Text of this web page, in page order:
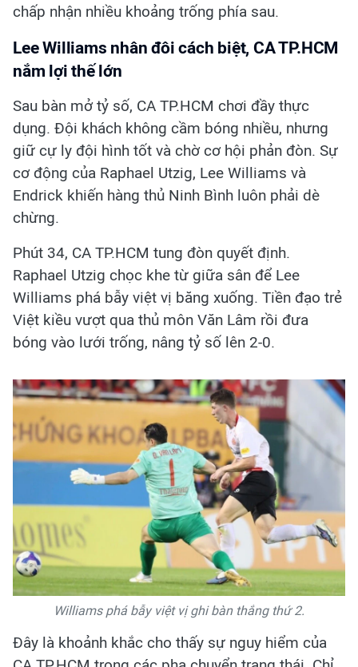
chấp nhận nhiều khoảng trống phía sau.
Lee Williams nhân đôi cách biệt, CA TP.HCM
nắm lợi thế lớn
Sau bàn mở tỷ số, CA TP.HCM chơi đầy thực
dụng. Đội khách không cầm bóng nhiều, nhưng
giữ cự ly đội hình tốt và chờ cơ hội phản đòn. Sự
cơ động của Raphael Utzig, Lee Williams và
Endrick khiến hàng thủ Ninh Bình luôn phải dè
chừng.
Phút 34, CA TP.HCM tung đòn quyết định.
Raphael Utzig chọc khe từ giữa sân để Lee
Williams phá bẫy việt vị băng xuống. Tiền đạo trẻ
Việt kiều vượt qua thủ môn Văn Lâm rồi đưa
bóng vào lưới trống, nâng tỷ số lên 2-0.
Williams phá bẫy việt vị ghi bàn thắng thứ 2.
Đây là khoảnh khắc cho thấy sự nguy hiểm của